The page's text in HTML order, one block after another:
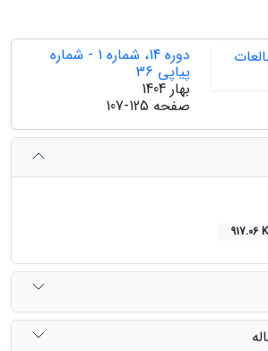
دوره 14، شماره 1 - شماره
پیاپی 36
بهار 1404
صفحه 107-125
917.06 K